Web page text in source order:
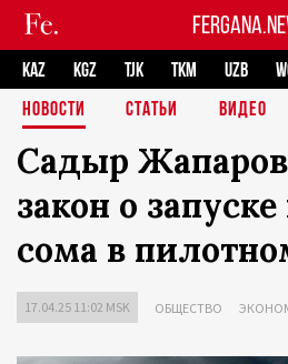
KAZ KGZ TJK TKM UZB
НОВОСТИ
СТАТЬИ ВИДЕО
Садыр
закон о
сома в
17.04.25 11:02 MSK ОБЩЕСТВО